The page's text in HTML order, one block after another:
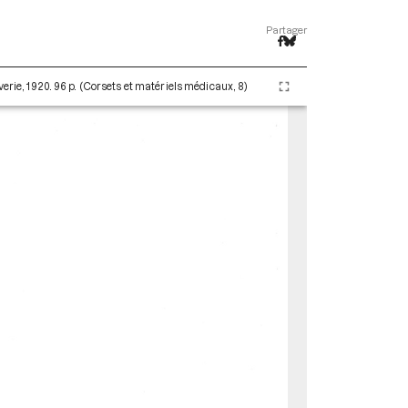
Partager
1920. 96 p. (Corsets et matériels médicaux, 8)